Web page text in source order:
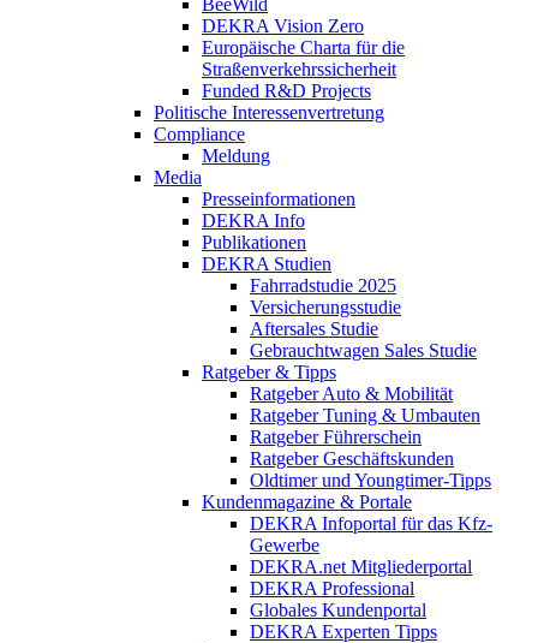
DEKRA Vision Zero
Europäische Charta für die
Straßenverkehrssicherheit
Funded R&D Projects
Politische Interessenvertretung
Compliance
Meldung
Media
Presseinformationen
DEKRA Info
Publikationen
DEKRA Studien
Fahrradstudie 2025
Versicherungsstudie
Aftersales Studie
Gebrauchtwagen Sales Studie
Ratgeber & Tipps
Ratgeber Auto & Mobilität
Ratgeber Tuning & Umbauten
Ratgeber Führerschein
Ratgeber Geschäftskunden
Oldtimer und Youngtimer-Tipps
Kundenmagazine & Portale
DEKRA Infoportal für das Kfz-
Gewerbe
DEKRA.net Mitgliederportal
DEKRA Professional
Globales Kundenportal
DEKRA Experten Tipps